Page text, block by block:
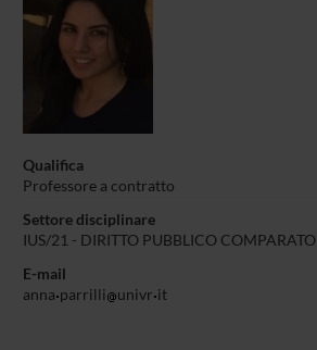
Qualifica
Professore a contratto
Settore disciplinare
IUS/21 - DIRITTO PUBBLICO COMPARATO
E-mail
anna parrilli univr it